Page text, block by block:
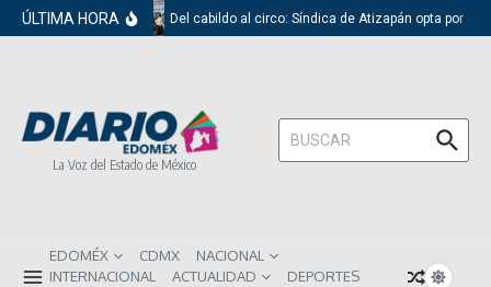
Saltar al contenido
ÚLTIMA HORA Del cabildo al circo: Síndica de Atizapán opta por el
La Voz del Estado de México
Buscar:
EDOMÉX CDMX
NACIONAL
INTERNACIONAL
ACTUALIDAD
DEPORTES